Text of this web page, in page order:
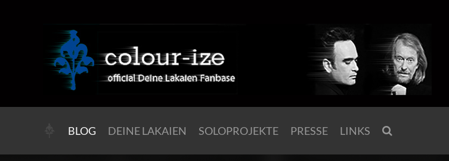
BLOG DEINE LAKAIEN SOLOPROJEKTE PRESSE LINKS